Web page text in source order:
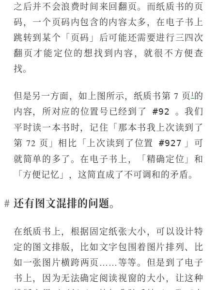
之后并不会浪费时间来回翻页。而纸质书的页
码，一个页码内包含的内容太多，在电子书上
跳转到某个「页码」后可能还需要进行三四次
翻页才能定位的想找到内容，就很不方便查
找。
但是另一方面，如上图所示，纸质书第 7 页1的
内容，所对应的位置号已经到了
#92
。我们
平时读一本书时，记住「那本书我上次读到了
第 72 页」相比「上次读到了位置
#927 」可
就简单的多了。在电子书上，「精确定位」和
「方便记忆」，这简直成了不可调和的矛盾。
还有图文混排的问题。
在纸质书上，根据固定纸张大小，可以设计特
定的图文排版，比如文字包围着图片排列、比
如一张图片横跨两页……等等。但是到了电子
书上，因为无法确定阅读视窗的大小，让这种